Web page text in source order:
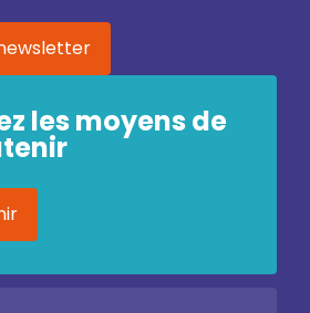
les moyens de